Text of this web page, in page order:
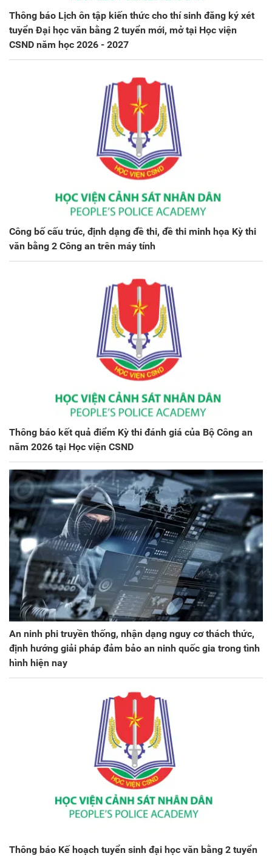
Thông báo Lịch ôn tập kiến thức cho thí sinh đăng ký xét
tuyển Đại học văn bằng 2 tuyển mới, mở tại Học viện
CSND năm học 2026 - 2027
Công bố cấu trúc, định dạng đề thi, đề thi minh họa Kỳ thi
văn bằng 2 Công an trên máy tính
Thông báo kết quả điểm Kỳ thi đánh giá của Bộ Công an
năm 2026 tại Học viện CSND
An ninh phi truyền thống, nhận dạng nguy cơ thách thức,
định hướng giải pháp đảm bảo an ninh quốc gia trong tình
hình hiện nay
Thông báo Kế hoạch tuyển sinh đại học văn bằng 2 tuyển